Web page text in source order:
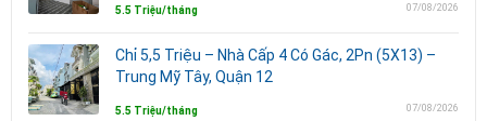
5.5 Triệu/tháng 07/08/2026
Chỉ 5,5 Triệu – Nhà Cấp 4 Có Gác, 2Pn (5X13) –
Trung Mỹ Tây, Quận 12
5.5 Triệu/tháng 07/08/2026